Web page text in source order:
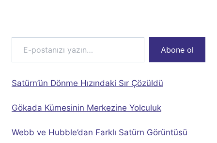
E-postanızı yazın…
Abone ol
Satürn’ün Dönme Hızındaki Sır Çözüldü
Gökada Kümesinin Merkezine Yolculuk
Webb ve Hubble’dan Farklı Satürn Görüntüsü